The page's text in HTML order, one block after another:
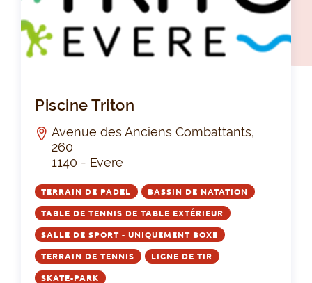
Piscine Triton
Avenue des Anciens Combattants,
260
1140 - Evere
TERRAIN DE PADEL BASSIN DE NATATION
TABLE DE TENNIS DE TABLE EXTÉRIEUR
SALLE DE SPORT - UNIQUEMENT BOXE
TERRAIN DE TENNIS LIGNE DE TIR
SKATE-PARK